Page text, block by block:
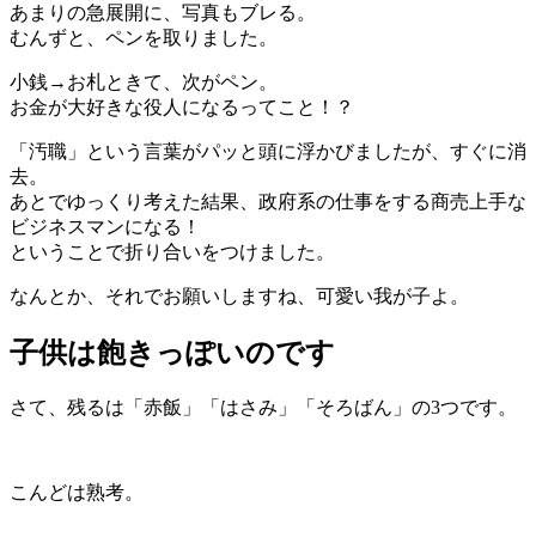
あまりの急展開に、写真もブレる。
むんずと、ペンを取りました。
小銭→お札ときて、次がペン。
お金が大好きな役人になるってこと！？
「汚職」という言葉がパッと頭に浮かびましたが、すぐに消
去。
あとでゆっくり考えた結果、政府系の仕事をする商売上手な
ビジネスマンになる！
ということで折り合いをつけました。
なんとか、それでお願いしますね、可愛い我が子よ。
子供は飽きっぽいのです
さて、残るは「赤飯」「はさみ」「そろばん」の3つです。
こんどは熟考。